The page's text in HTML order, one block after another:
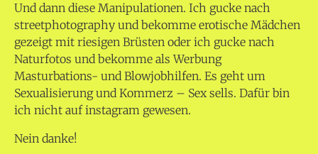
Und dann diese Manipulationen. Ich gucke nach
streetphotography und bekomme erotische Mädchen
gezeigt mit riesigen Brüsten oder ich gucke nach
Naturfotos und bekomme als Werbung
Masturbations- und Blowjobhilfen. Es geht um
Sexualisierung und Kommerz – Sex sells. Dafür bin
ich nicht auf instagram gewesen.
Nein danke!